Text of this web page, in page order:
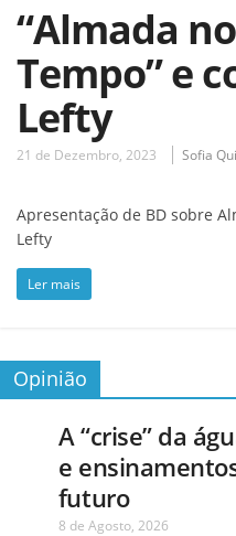
“Almada
Tempo” e
Lefty
21 de Dezembro, 2023 Sofia
Apresentação de BD sobre
Lefty
Ler mais
Opinião
A “crise” da
e
futuro
8 de Agosto, 2026